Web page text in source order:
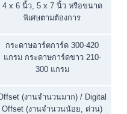
4 x 6 นิ้ว, 5 x 7 นิ้ว หรือขนาด
พิเศษตามต้องการ
กระดาษอาร์ตการ์ด 300-420
แกรม กระดาษการ์ดขาว 210-
300 แกรม
(งานจำนวนมาก) / Digital
Offset (งานจำนวนน้อย, ด่วน)